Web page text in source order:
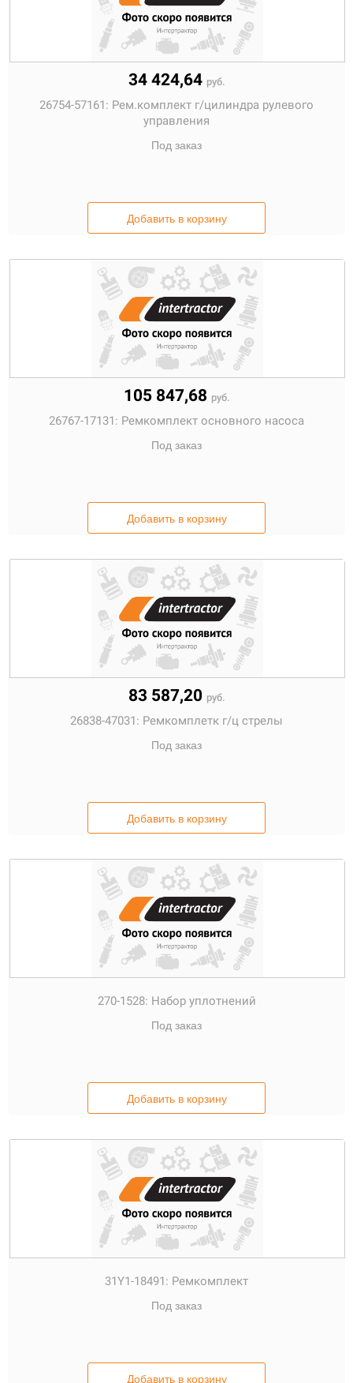
34 424,64 руб.
26754-57161: Рем.комплект г/цилиндра рулевого
управления
Под заказ
Добавить в корзину
105 847,68 руб.
26767-17131: Ремкомплект основного насоса
Под заказ
Добавить в корзину
83 587,20 руб.
26838-47031: Ремкомплетк г/ц стрелы
Под заказ
Добавить в корзину
270-1528: Набор уплотнений
Под заказ
Добавить в корзину
31Y1-18491: Ремкомплект
Под заказ
Добавить в корзину